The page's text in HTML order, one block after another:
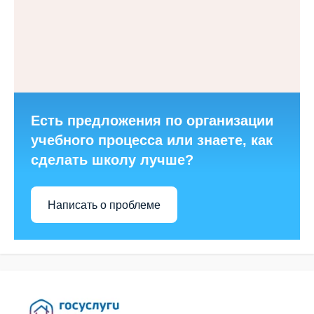
Есть предложения по организации
учебного процесса или знаете, как
сделать школу лучше?
Написать о проблеме